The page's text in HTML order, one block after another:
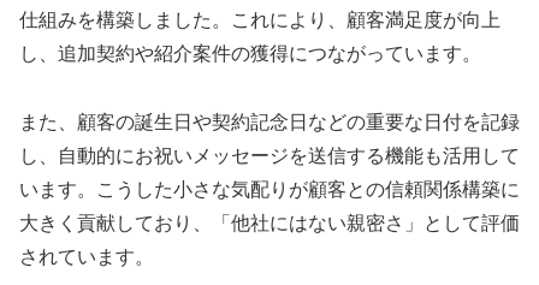
仕組みを構築しました。これにより、顧客満足度が向上
し、追加契約や紹介案件の獲得につながっています。
また、顧客の誕生日や契約記念日などの重要な日付を記録
し、自動的にお祝いメッセージを送信する機能も活用して
います。こうした小さな気配りが顧客との信頼関係構築に
大きく貢献しており、「他社にはない親密さ」として評価
されています。